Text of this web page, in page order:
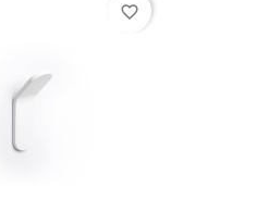
favorite_border